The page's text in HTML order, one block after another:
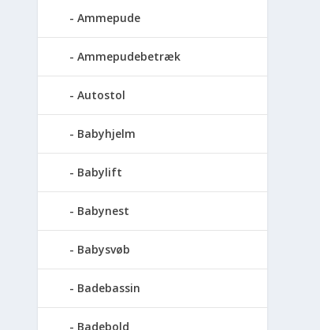
Ammepude
Ammepudebetræk
Autostol
Babyhjelm
Babylift
Babynest
Babysvøb
Badebassin
Badebold